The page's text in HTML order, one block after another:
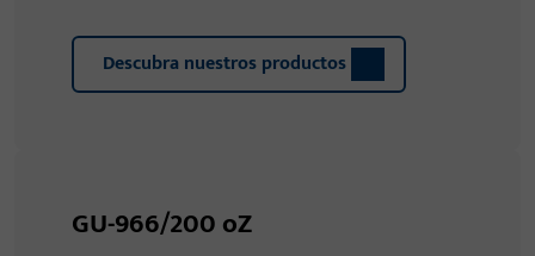
Descubra nuestros productos
GU-966/200 oZ